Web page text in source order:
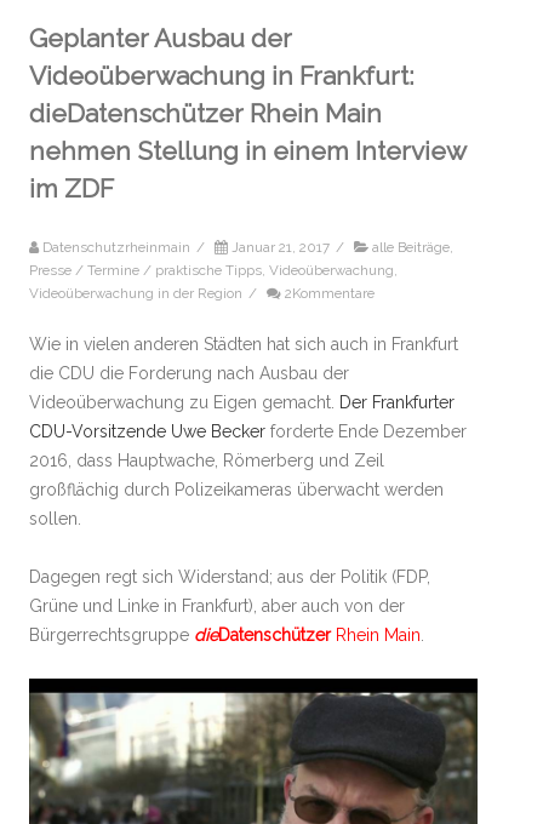
Geplanter Ausbau der
Videoüberwachung in Frankfurt:
dieDatenschützer Rhein Main
nehmen Stellung in einem Interview
im ZDF
Datenschutzrheinmain / Januar 21, 2017 / alle Beiträge
Presse / Termine / praktische Tipps Videoüberwachung
Videoüberwachung in der Region / 2Kommentare
Wie in vielen anderen Städten hat sich auch in Frankfurt
die CDU die Forderung nach Ausbau der
Videoüberwachung zu Eigen gemacht. Der Frankfurter
CDU-Vorsitzende Uwe Becker forderte Ende Dezember
2016, dass Hauptwache, Römerberg und Zeil
großflächig durch Polizeikameras überwacht werden
sollen.
Dagegen regt sich Widerstand; aus der Politik (FDP,
Grüne und Linke in Frankfurt), aber auch von der
Bürgerrechtsgruppe dieDatenschützerRhein Main